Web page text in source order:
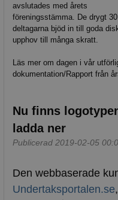
avslutades med årets
föreningsstämma. De drygt 30
del­tagarna bjöd in till goda
upphov till många skratt.
Läs mer om dagen i vår
dokumentation/Rapport från
Nu finns
ladda ner
Publicerad 2019-02-05
Den webbaserade
Undertaksportalen.se